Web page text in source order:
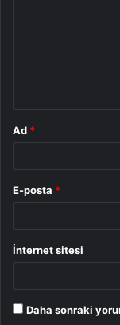
Ad *
E-posta *
İnternet sitesi
Daha sonraki